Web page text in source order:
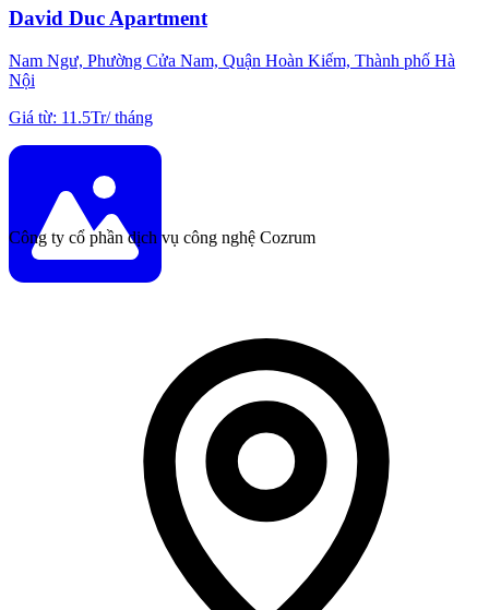
David Duc Apartment
Nam Ngư, Phường Cửa Nam, Quận Hoàn Kiếm, Thành phố Hà
Nội
Giá từ: 11.5Tr/tháng
Công ty cổ phần dịch vụ công nghệ Cozrum